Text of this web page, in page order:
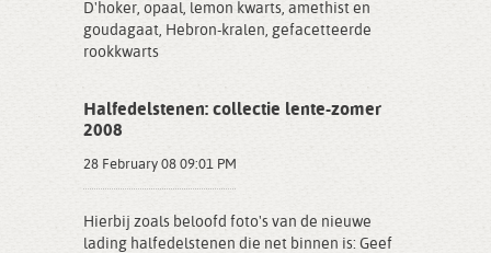
D'hoker, opaal, lemon kwarts, amethist en
goudagaat, Hebron-kralen, gefacetteerde
rookkwarts
Halfedelstenen: collectie lente-zomer
2008
28 February 08 09:01 PM
Hierbij zoals beloofd foto's van de nieuwe
lading halfedelstenen die net binnen is: Geef